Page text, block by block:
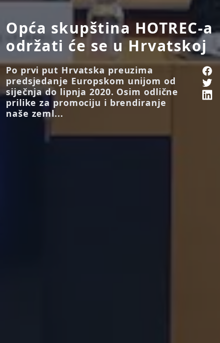
Opća skupština HOTREC-a
održati će se u Hrvatskoj
Po prvi put Hrvatska preuzima
predsjedanje Europskom unijom od
siječnja do lipnja 2020. Osim odlične
prilike za promociju i brendiranje
naše zeml...